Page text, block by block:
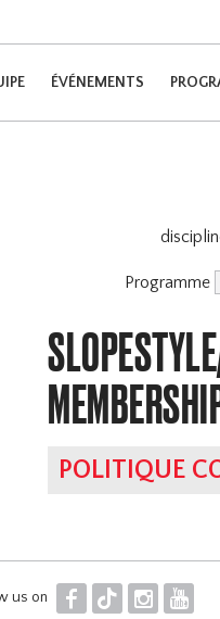
ÉVÉNEMENTS
Programme
POLITIQUE
us on F T I Y